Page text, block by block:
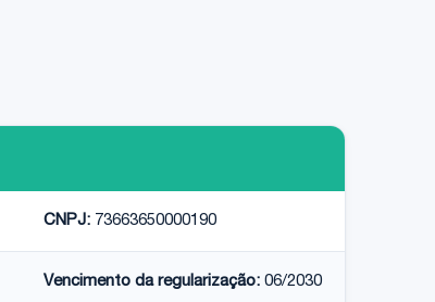
CNPJ: 73663650000190
Vencimento da regularização: 06/2030